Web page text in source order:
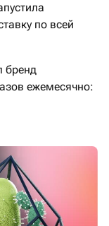
по всей
бренд
ежемесячно: